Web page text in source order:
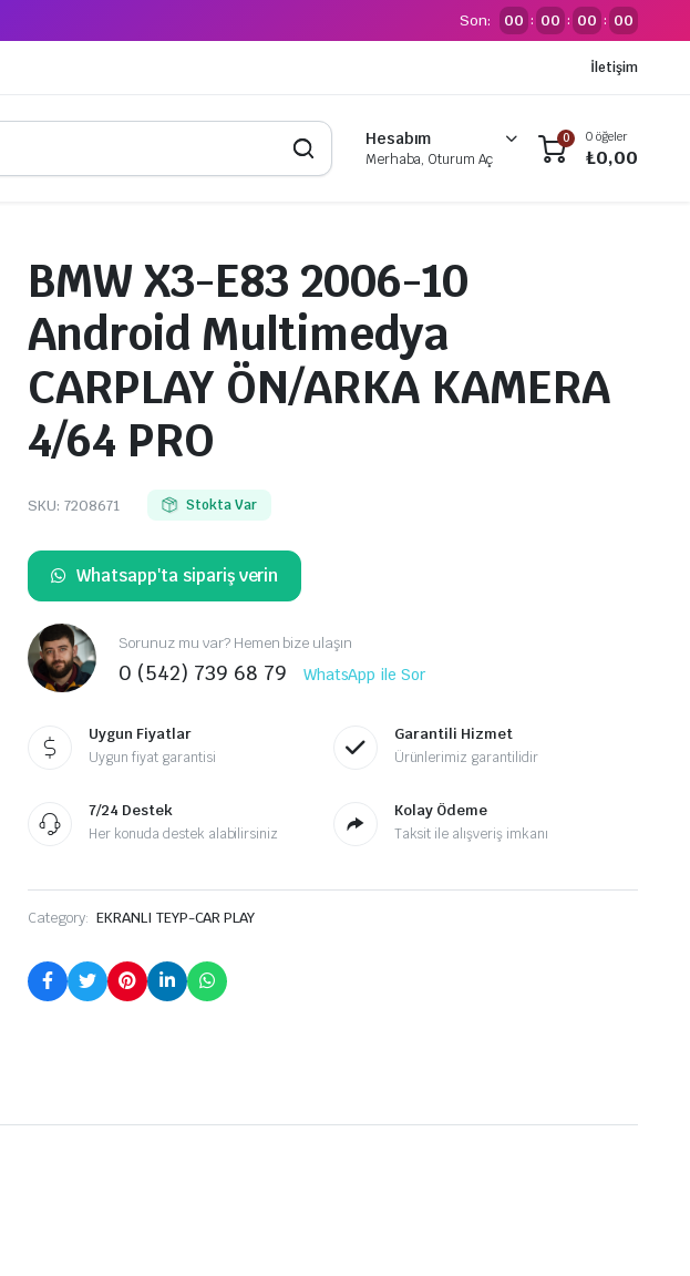
Son: 00 : 00 : 00 : 00
İletişim
Hesabım
Merhaba, Oturum Aç
0 0 öğeler
₺0,00
BMW X3-E83 2006-10
Android Multimedya
CARPLAY ÖN/ARKA KAMERA
4/64 PRO
SKU: 7208671 Stokta Var
Whatsapp'ta sipariş verin
Sorunuz mu var? Hemen bize ulaşın
0 (542) 739 68 79 WhatsApp ile Sor
Uygun Fiyatlar
Uygun fiyat garantisi
Garantili Hizmet
Ürünlerimiz garantilidir
7/24 Destek
Her konuda destek alabilirsiniz
Kolay Ödeme
Taksit ile alışveriş imkanı
Category: EKRANLI TEYP-CAR PLAY